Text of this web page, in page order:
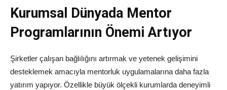
Kurumsal Dünyada Mentor
Programlarının Önemi Artıyor
Şirketler çalışan bağlılığını artırmak ve yetenek gelişimini
desteklemek amacıyla mentorluk uygulamalarına daha fazla
yatırım yapıyor. Özellikle büyük ölçekli kurumlarda deneyimli